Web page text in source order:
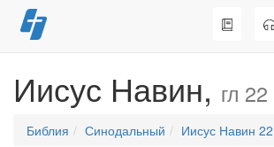
Перейти
к
Иисус Навин, гл 22
Библия Синодальный Иисус Навин 22